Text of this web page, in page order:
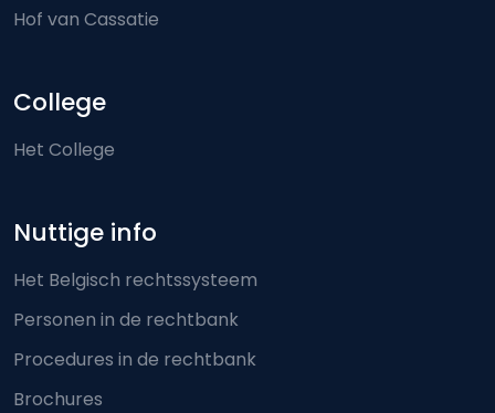
Hof van Cassatie
College
Het College
Nuttige info
Het Belgisch rechtssysteem
Personen in de rechtbank
Procedures in de rechtbank
Brochures